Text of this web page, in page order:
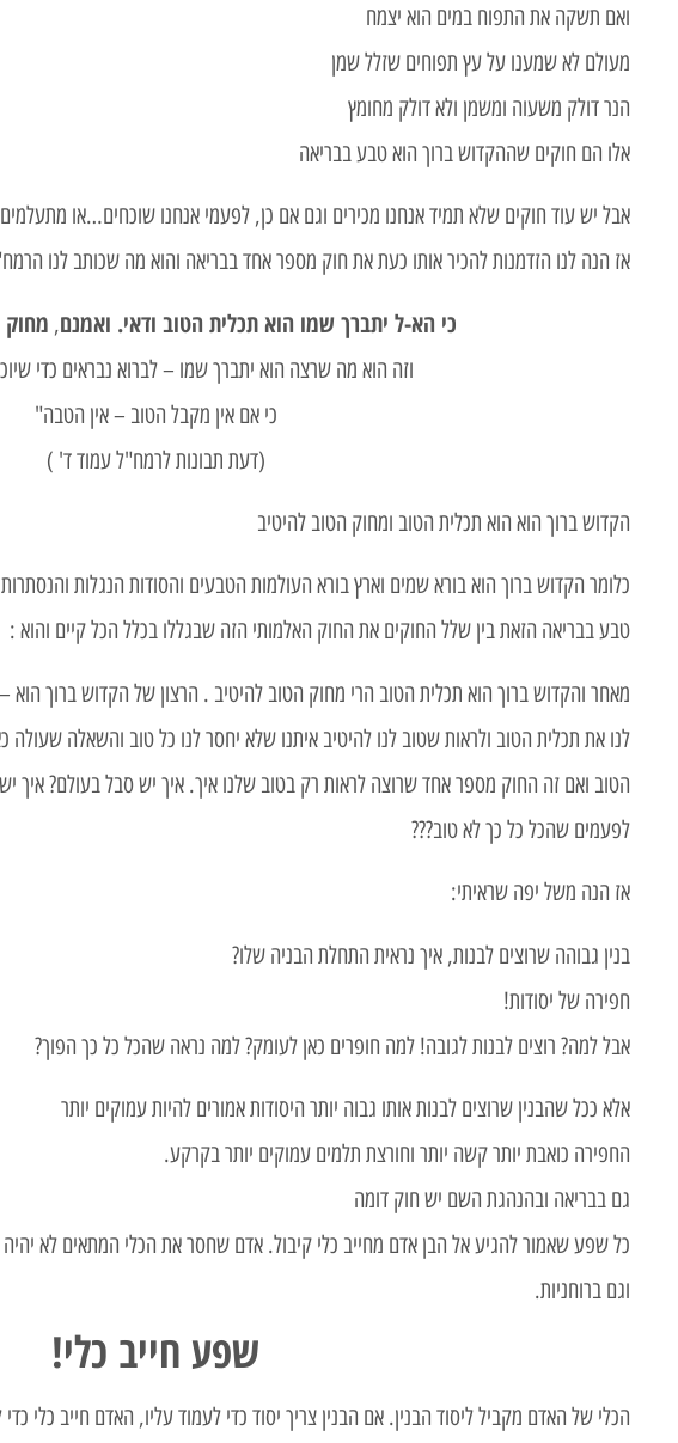
ואם תשקה את התפוח במים הוא יצמח
מעולם לא שמענו על עץ תפוחים שזלל שמן
הנר דולק משעוה ומשמן ולא דולק מחומץ
אלו הם חוקים שההקדוש ברוך הוא טבע בבריאה
אבל יש עוד חוקים שלא תמיד אנחנו מכירים וגם אם כן, לפעמי אנחנו שוכחים…או מתעלמים
אז הנה לנו הזדמנות להכיר אותו כעת את חוק מספר אחד בבריאה והוא מה שכותב לנו
כי הא-ל יתברך שמו הוא תכלית הטוב ודאי. ואמנם, מחוק
וזה הוא מה שרצה הוא יתברך שמו – לברוא נבראים כדי
כי אם אין מקבל הטוב – אין הטבה"
(דעת תבונות לרמח"ל עמוד ד' )
הקדוש ברוך הוא הוא תכלית הטוב ומחוק הטוב להיטיב
כלומר הקדוש ברוך הוא בורא שמים וארץ בורא העולמות הטבעים והסודות הנגלות
טבע בבריאה הזאת בין שלל החוקים את החוק האלמותי הזה שבגללו בכלל הכל קיים והוא :
מאחר והקדוש ברוך הוא תכלית הטוב הרי מחוק הטוב להיטיב . הרצון של הקדוש ברוך הוא
לנו את תכלית הטוב ולראות שטוב לנו להיטיב איתנו שלא יחסר לנו כל טוב והשאלה
הטוב ואם זה החוק מספר אחד שרוצה לראות רק בטוב שלנו איך. איך יש סבל בעולם? איך
לפעמים שהכל כל כך לא טוב???
אז הנה משל יפה שראיתי:
בנין גבוהה שרוצים לבנות, איך נראית התחלת הבניה שלו?
חפירה של יסודות!
אבל למה? רוצים לבנות לגובה! למה חופרים כאן לעומק? למה נראה שהכל כל כך הפוך?
אלא ככל שהבנין שרוצים לבנות אותו גבוה יותר היסודות אמורים להיות עמוקים יותר
החפירה כואבת יותר קשה יותר וחורצת תלמים עמוקים יותר בקרקע.
גם בבריאה ובהנהגת השם יש חוק דומה
כל שפע שאמור להגיע אל הבן אדם מחייב כלי קיבול. אדם שחסר את הכלי המתאים לא
וגם ברוחניות.
שפע חייב כלי!
הכלי של האדם מקביל ליסוד הבנין. אם הבנין צריך יסוד כדי לעמוד עליו, האדם חייב